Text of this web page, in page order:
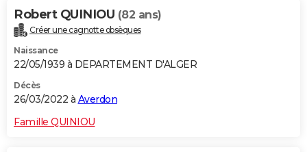
Robert QUINIOU (82 ans)
Créer une cagnotte obsèques
Naissance
22/05/1939 à DEPARTEMENT D'ALGER
Décès
26/03/2022 à Averdon
Famille QUINIOU